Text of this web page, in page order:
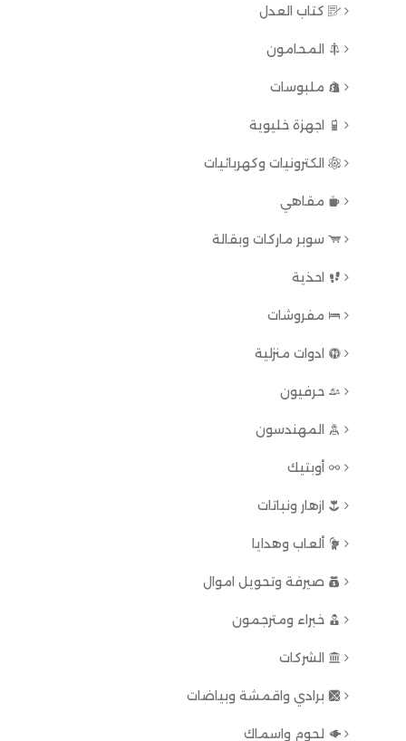
كتاب العدل
المحامون
ملبوسات
اجهزة خليوية
الكترونيات وكهربائيات
مقاهي
سوبر ماركات وبقالة
احذية
مفروشات
ادوات منزلية
حرفيون
المهندسون
أوبتيك
ازهار ونباتات
ألعاب وهدايا
صيرفة وتحويل اموال
خبراء ومترجمون
الشركات
برادي واقمشة وبياضات
لحوم واسماك